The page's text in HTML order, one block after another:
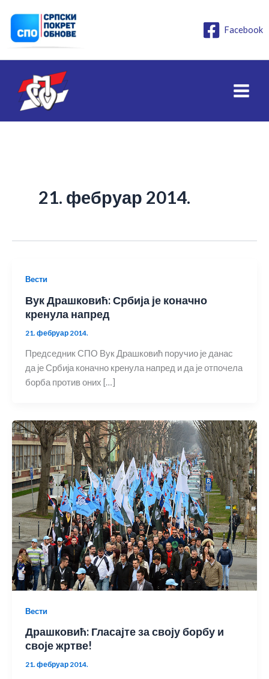
садржај
Facebook
21. фебруар 2014.
Вести
Вук Драшковић: Србија је коначно
кренула напред
21. фебруар 2014.
Председник СПО Вук Драшковић поручио је данас
да је Србија коначно кренула напред и да је отпочела
борба против оних […]
Вести
Драшковић: Гласајте за своју борбу и
своје жртве!
21. фебруар 2014.